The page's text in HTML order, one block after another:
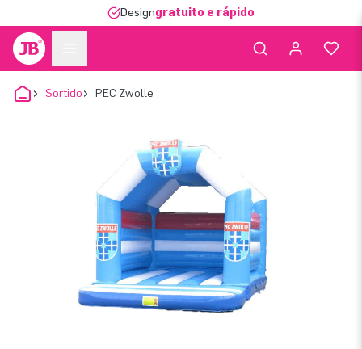
Designgratuito e rápido
Sortido PEC Zwolle